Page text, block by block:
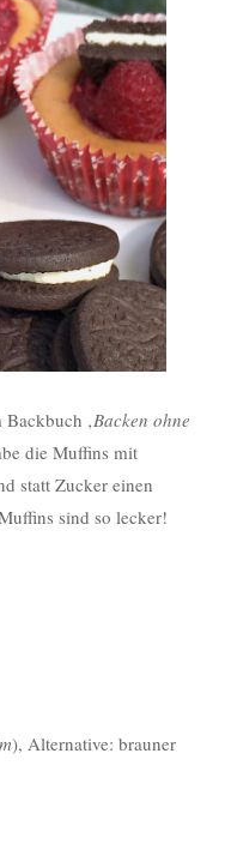
‚Backen ohne
die Muffins mit
statt Zucker einen
sind so lecker!
), Alternative: brauner